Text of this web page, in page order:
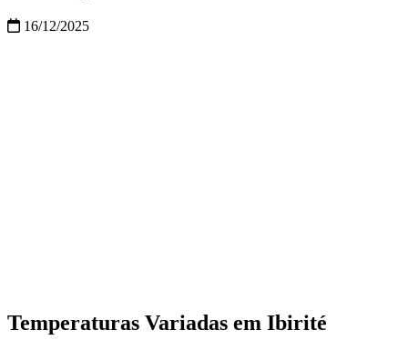
16/12/2025
Temperaturas Variadas em Ibirité